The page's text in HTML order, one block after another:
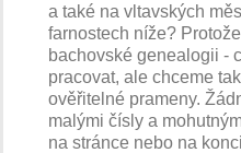
a také na vltavských
farnostech níže?
bachovské genealogii -
pracovat, ale chceme
ověřitelné prameny.
malými čísly a
na stránce nebo na